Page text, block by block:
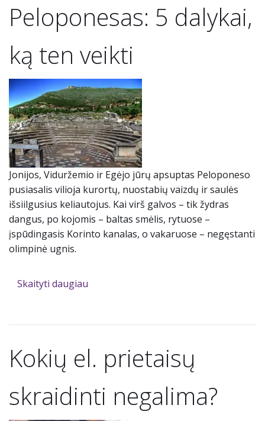
Peloponesas: 5 dalykai,
ką ten veikti
Jonijos, Viduržemio ir Egėjo jūrų apsuptas Peloponeso
pusiasalis vilioja kurortų, nuostabių vaizdų ir saulės
išsiilgusius keliautojus. Kai virš galvos – tik žydras
dangus, po kojomis – baltas smėlis, rytuose –
įspūdingasis Korinto kanalas, o vakaruose – negęstanti
olimpinė ugnis.
Skaityti daugiau
Kokių el. prietaisų
skraidinti negalima?